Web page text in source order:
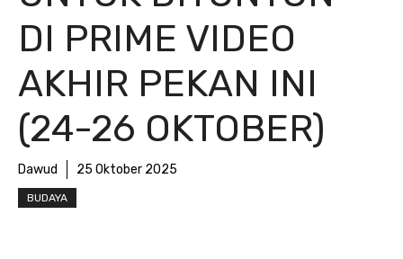
DI PRIME VIDEO
AKHIR PEKAN INI
(24-26 OKTOBER)
Dawud 25 Oktober 2025
BUDAYA